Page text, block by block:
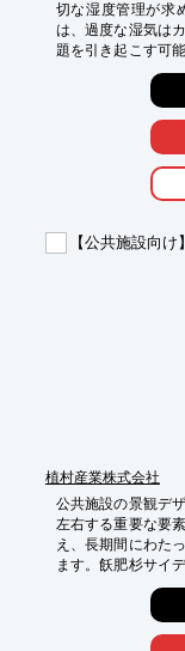
切な湿度管理が求
は、過度な湿気は
題を引き起こす可
した乾燥プロセス
機器が不可欠です
のニーズに応える
【活用シーン】
・木材の乾燥促進
・保管場所の湿度管
【導入の効果】
【公共施設向
植村産業株式会社
公共施設の景観デ
左右する重要な要
え、長期間にわた
ます。飫肥杉サイ
で、公共施設の景
【活用シーン】
・公園の休憩所